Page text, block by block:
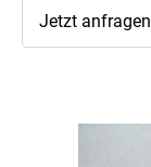
Jetzt anfragen